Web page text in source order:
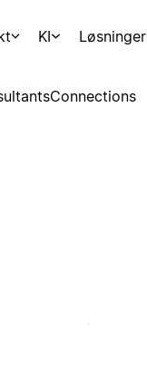
KI Løsninger
Connections